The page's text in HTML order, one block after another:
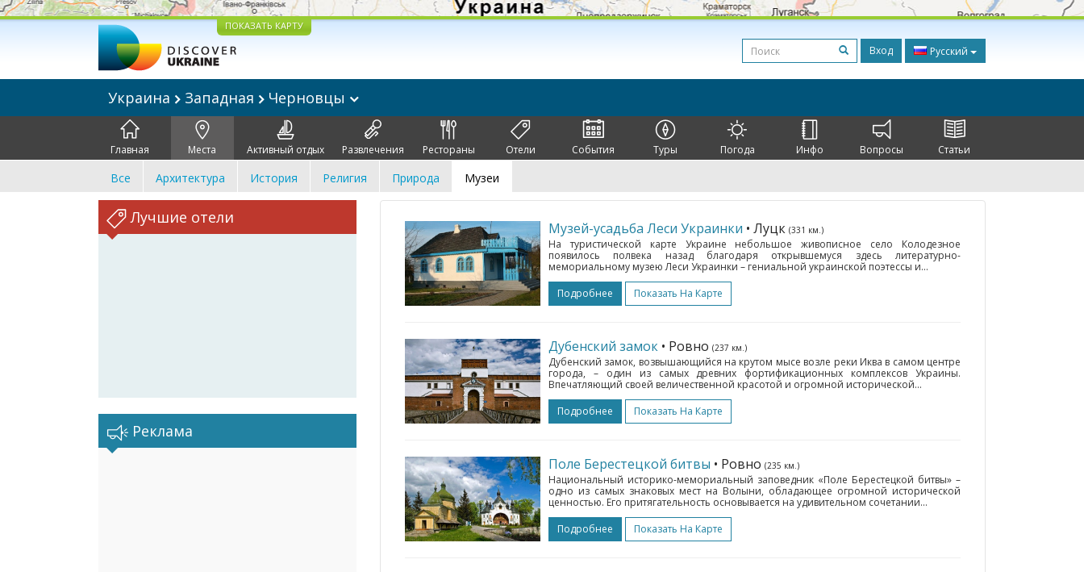
ПОКАЗАТЬ КАРТУ
Вход Русский
Украина Западная Черновцы
Главная Места Активный отдых Развлечения Рестораны Отели События Туры Погода Инфо Вопросы Статьи
Все Архитектура История Религия Природа Музеи
Лучшие отели
Реклама
Музей-усадьба Леси Украинки • Луцк (331 км.)
На туристической карте Украине небольшое живописное село Колодезное
появилось полвека назад благодаря открывшемуся здесь литературно-
мемориальному музею Леси Украинки – гениальной украинской поэтессы и...
Подробнее
Показать На Карте
Дубенский замок • Ровно (237 км.)
Дубенский замок, возвышающийся на крутом мысе возле реки Иква в самом центре
города, – один из самых древних фортификационных комплексов Украины.
Впечатляющий своей величественной красотой и огромной исторической...
Подробнее
Показать На Карте
Поле Берестецкой битвы • Ровно (235 км.)
Национальный историко-мемориальный заповедник «Поле Берестецкой битвы» –
одно из самых знаковых мест на Волыни, обладающее огромной исторической
ценностью. Его притягательность основывается на удивительном сочетании...
Подробнее
Показать На Карте